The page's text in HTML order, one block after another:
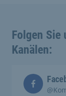
Folgen Sie
Kanälen: